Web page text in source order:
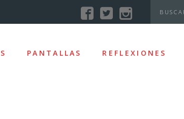
PANTALLAS
REFLEXIONES